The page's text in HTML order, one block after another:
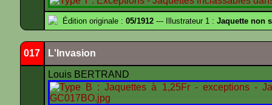
Édition originale : 05/1912 --- Illustrateur 1 : Jaquette non
017 L'Invasion
Louis BERTRAND